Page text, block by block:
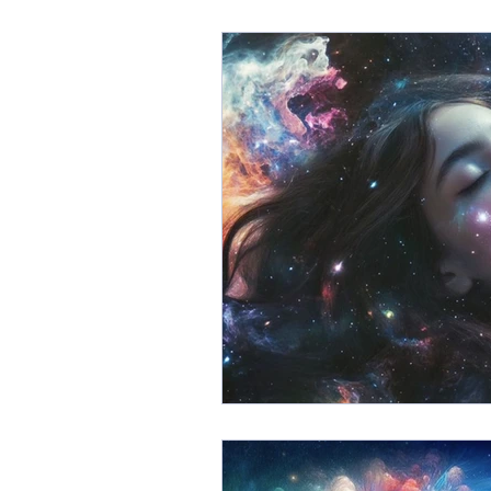
OBE - out of body
Ricerche Entità Astrali
Telepatia Ricerca
Interazione con il mondo